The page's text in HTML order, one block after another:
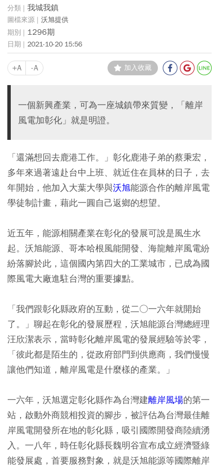
我城我鎮
沃旭提供
1296期
2021-10-20 15:56
+A -A 加入收藏
一個新興產業，可為一座城鎮帶來質變，「離岸
風電加彰化」就是明證。
「還滿想回去鹿港工作。」彰化鹿港子弟的蔡秉宏，
多年來過著遠赴台中上班、就近住在員林的日子，去
年開始，他加入大葉大學與沃旭能源合作的離岸風電
學徒制計畫，藉此一圓自己返鄉的想望。
近五年，能源相關產業在彰化的發展可說是風生水
起。沃旭能源、哥本哈根風能開發、海龍離岸風電紛
紛落腳於此，這個國內第四大的工業城市，已成為國
際風電大廠進駐台灣的重要據點。
「我們跟彰化縣政府的互動，從二○一六年就開始
了。」聊起在彰化的發展歷程，沃旭能源台灣總經理
汪欣潔表示，當時彰化離岸風電的發展經驗等於零，
「彼此都是陌生的，從政府部門到供應商，我們慢慢
讓他們知道，離岸風電是什麼樣的產業。」
一六年，沃旭選定彰化縣作為台灣建離岸風場的第一
站，啟動外商競相投資的腳步，被評估為台灣最佳離
岸風電開發所在地的彰化縣，吸引國際開發商陸續湧
入。一八年，時任彰化縣長魏明谷宣布成立經濟暨綠
能發展處，首要服務對象，就是沃旭能源等國際離岸